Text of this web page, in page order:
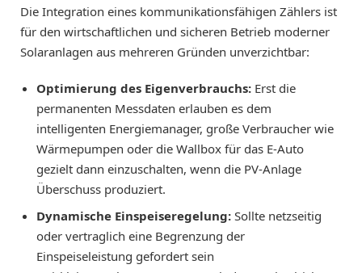
Die Integration eines kommunikationsfähigen Zählers ist
für den wirtschaftlichen und sicheren Betrieb moderner
Solaranlagen aus mehreren Gründen unverzichtbar:
Optimierung des Eigenverbrauchs: Erst die
permanenten Messdaten erlauben es dem
intelligenten Energiemanager, große Verbraucher wie
Wärmepumpen oder die Wallbox für das E-Auto
gezielt dann einzuschalten, wenn die PV-Anlage
Überschuss produziert.
Dynamische Einspeiseregelung: Sollte netzseitig
oder vertraglich eine Begrenzung der
Einspeiseleistung gefordert sein